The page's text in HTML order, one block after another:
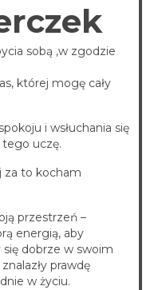
sobą ,w zgodzie
której mogę cały
i wsłuchania się
tego uczę.
za to kocham
przestrzeń –
energią, aby
się dobrze w swoim
prawdę
w życiu.